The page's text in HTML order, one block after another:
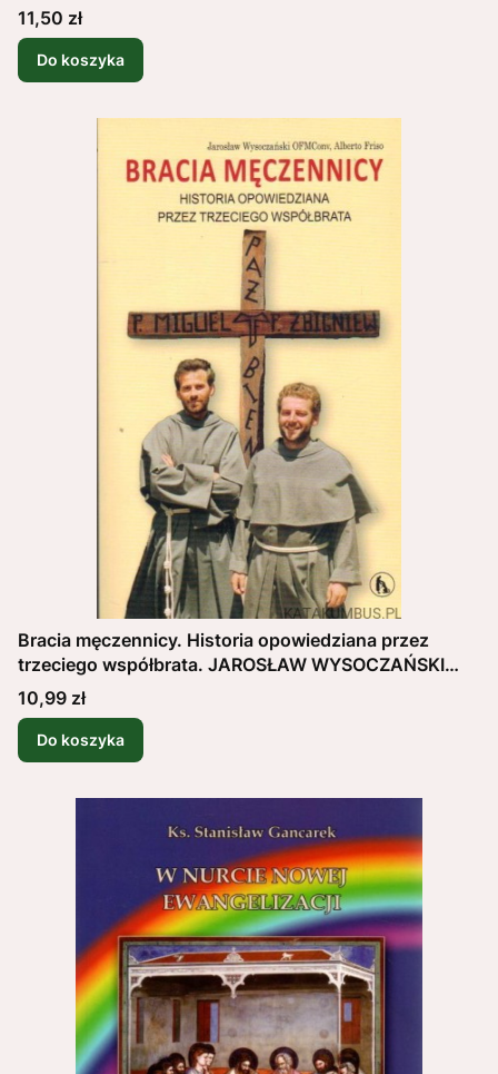
Cena
11,50 zł
Do koszyka
Bracia męczennicy. Historia opowiedziana przez
trzeciego współbrata. JAROSŁAW WYSOCZAŃSKI
OFMConv, ALBERTO FRISO
Cena
10,99 zł
Do koszyka